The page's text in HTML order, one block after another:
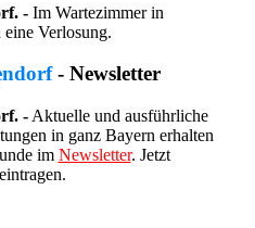
-Im Wartezimmer in
Verlosung.
- Newsletter
-Aktuelle und ausführliche
in ganz Bayern erhalten
im Newsletter. Jetzt